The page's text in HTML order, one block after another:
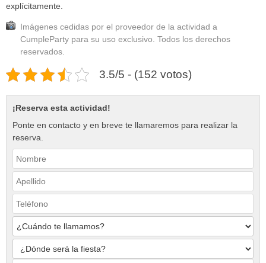
¡Reserva esta actividad!
Ponte en contacto y en breve te llamaremos para realizar la
reserva.
explícitamente.
Imágenes cedidas por el proveedor de la actividad a
CumpleParty para su uso exclusivo. Todos los derechos
reservados.
3.5/5 - (152 votos)